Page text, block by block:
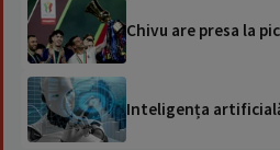
Chivu are presa la
Inteligența